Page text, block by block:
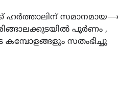
ഹര്‍ത്താലിന് സമാനമായ
പൂർണം ,
സതംഭിച്ചു